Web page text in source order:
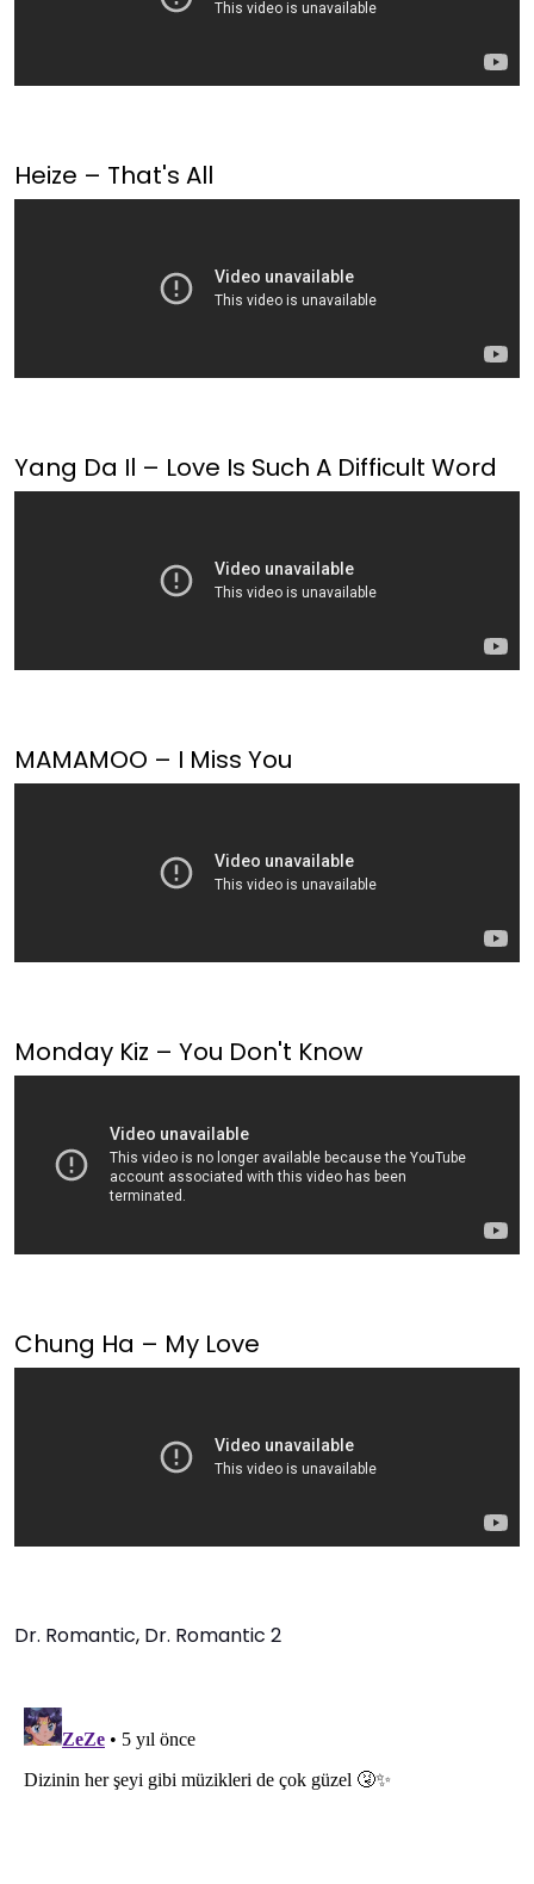
Heize – That's All
Yang Da Il – Love Is Such A Difficult Word
MAMAMOO – I Miss You
Monday Kiz – You Don't Know
Chung Ha – My Love
Dr. Romantic, Dr. Romantic 2